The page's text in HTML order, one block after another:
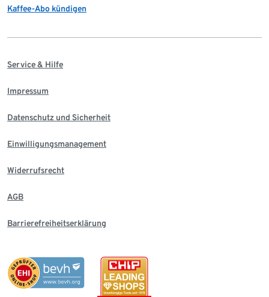
Kaffee-Abo kündigen
Service & Hilfe
Impressum
Datenschutz und Sicherheit
Einwilligungsmanagement
Widerrufsrecht
AGB
Barrierefreiheitserklärung